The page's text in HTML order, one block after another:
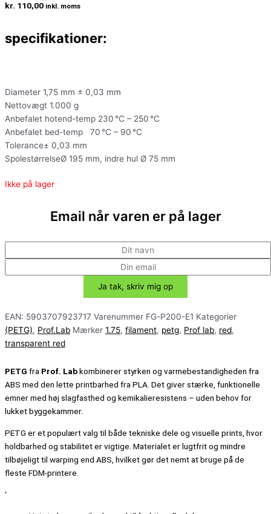
kr. 110,00 inkl. moms
specifikationer:
Diameter 1,75 mm ± 0,03 mm
Nettovægt 1.000 g
Anbefalet hotend-temp 230 °C – 250 °C
Anbefalet bed-temp 70 °C – 90 °C
Tolerance± 0,03 mm
SpolestørrelseØ 195 mm, indre hul Ø 75 mm
Ikke på lager
Email når varen er på lager
EAN: 5903707923717 Varenummer FG-P200-E1 Kategorier
(PETG), Prof.Lab Mærker 1.75, filament, petg, Prof lab, red,
transparent red
PETG fra Prof. Labkombinerer styrken og varmebestandigheden fra
ABS med den lette printbarhed fra PLA. Det giver stærke, funktionelle
emner med høj slagfasthed og kemikalieresistens – uden behov for
lukket byggekammer.
PETG er et populært valg til både tekniske dele og visuelle prints, hvor
holdbarhed og stabilitet er vigtige. Materialet er lugtfrit og mindre
tilbøjeligt til warping end ABS, hvilket gør det nemt at bruge på de
fleste FDM-printere.
‘